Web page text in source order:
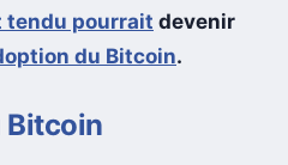
tendu pourrait devenir
du Bitcoin.
Bitcoin